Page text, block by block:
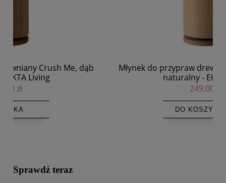
Młynek do przypraw drewniany Crush Me, dąb
Sprawdź teraz